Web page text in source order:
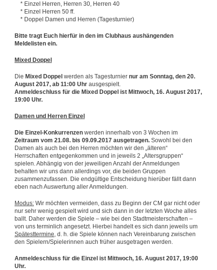
* Einzel Herren, Herren 30, Herren 40
* Einzel Herren 50 ff.
* Doppel Damen und Herren (Tagesturnier)
Bitte tragt Euch hierfür in den im Clubhaus aushängenden
Meldelisten ein.
Mixed Doppel
Die Mixed Doppel werden als Tagesturnier nur am Sonntag, den 20.
August 2017, ab 11:00 Uhr ausgespielt.
Anmeldeschluss für die Mixed Doppel ist Mittwoch, 16. August 2017,
19:00 Uhr.
Damen und Herren Einzel
Die Einzel-Konkurrenzen werden innerhalb von 3 Wochen im
Zeitraum vom 21.08. bis 09.09.2017 ausgetragen. Sowohl bei den
Damen als auch bei den Herren möchten wir den „älteren“
Herrschaften entgegenkommen und in jeweils 2 „Altersgruppen“
spielen. Abhängig von der jeweiligen Anzahl der Anmeldungen
behalten wir uns dann allerdings vor, die beiden Gruppen
zusammenzufassen. Die endgültige Entscheidung hierüber fällt dann
eben nach Auswertung aller Anmeldungen.
Modus: Wir möchten vermeiden, dass zu Beginn der CM gar nicht oder
nur sehr wenig gespielt wird und sich dann in der letzten Woche alles
ballt. Daher werden die Spiele – wie bei den Stadtmeisterschaften –
von uns terminlich angesetzt. Hierbei handelt es sich dann jeweils um
Spätesttermine, d. h. die Spiele können nach Vereinbarung zwischen
den Spielern/Spielerinnen auch früher ausgetragen werden.
Anmeldeschluss für die Einzel ist Mittwoch, 16. August 2017, 19:00
Uhr.